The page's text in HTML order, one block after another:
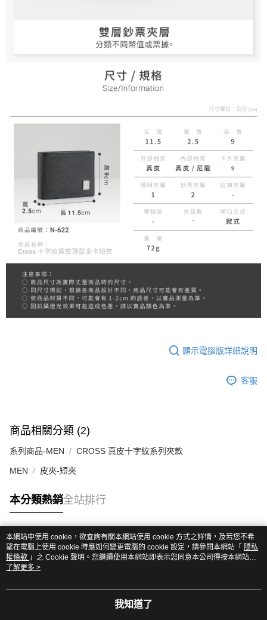
顯示電腦版詳細說明
客服
商品相關分類 (2)
系列商品-MEN CROSS 真皮十字紋系列夾款
MEN 皮夾-短夾
本分類熱銷全站排行
熱門標籤
本網站中使用 cookie，欲查詢有關本網站使用 cookie 方式之詳情，及若您不希
望在電腦上使用 cookie 時應如何變更電腦的 cookie 設定，請參閱本網站「 隱私
權條款 」之 Cookie 聲明。您繼續使用本網站即表示您同意本公司得按本網站使
用條款之 Cookie 聲明使用 cookie。
了解更多 >
我知道了